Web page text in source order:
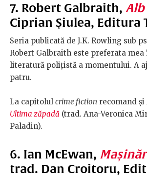
7. Robert Galbraith,
Ciprian Șiulea, Editura
Seria publicată de J.K. Rowling sub
Robert Galbraith este preferata
literatură polițistă a momentului. A
patru.
La capitolul crime fiction recomand și
Ultima zăpadă (trad. Ana-Veronica
Paladin).
6. Ian McEwan,
trad. Dan Croitoru,